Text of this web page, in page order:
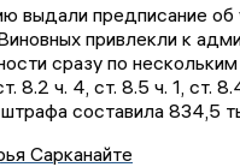
выдали предписание об
привлекли к
сразу по
8.2 ч. 4, ст. 8.5 ч. 1, ст.
составила 834,5
Сарканайте